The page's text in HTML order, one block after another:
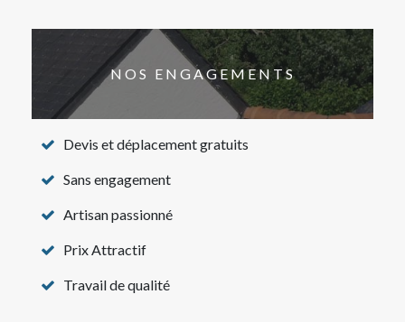
NOS ENGAGEMENTS
Devis et déplacement gratuits
Sans engagement
Artisan passionné
Prix Attractif
Travail de qualité